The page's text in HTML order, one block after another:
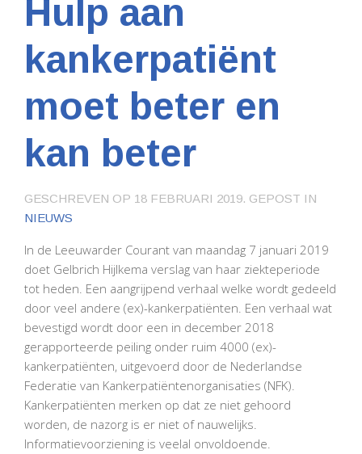
Hulp aan
kankerpatiënt
moet beter en
kan beter
GESCHREVEN OP 18 FEBRUARI 2019. GEPOST IN
NIEUWS
In de Leeuwarder Courant van maandag 7 januari 2019
doet Gelbrich Hijlkema verslag van haar ziekteperiode
tot heden. Een aangrijpend verhaal welke wordt gedeeld
door veel andere (ex)-kankerpatiënten. Een verhaal wat
bevestigd wordt door een in december 2018
gerapporteerde peiling onder ruim 4000 (ex)-
kankerpatiënten, uitgevoerd door de Nederlandse
Federatie van Kankerpatiëntenorganisaties (NFK).
Kankerpatiënten merken op dat ze niet gehoord
worden, de nazorg is er niet of nauwelijks.
Informatievoorziening is veelal onvoldoende.